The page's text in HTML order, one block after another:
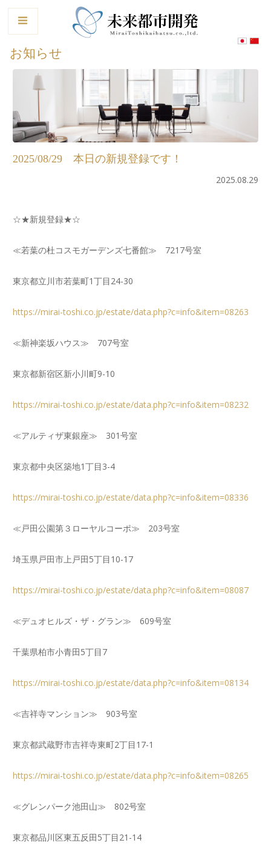
お知らせ
2025/08/29 本日の新規登録です！
2025.08.29
☆★新規登録★☆
≪若葉の杜コスモガーデンズ七番館≫ 7217号室
東京都立川市若葉町1丁目24-30
https://mirai-toshi.co.jp/estate/data.php?c=info&item=08263
≪新神楽坂ハウス≫ 707号室
東京都新宿区新小川町9-10
https://mirai-toshi.co.jp/estate/data.php?c=info&item=08232
≪アルティザ東銀座≫ 301号室
東京都中央区築地1丁目3-4
https://mirai-toshi.co.jp/estate/data.php?c=info&item=08336
≪戸田公園第３ローヤルコーポ≫ 203号室
埼玉県戸田市上戸田5丁目10-17
https://mirai-toshi.co.jp/estate/data.php?c=info&item=08087
≪デュオヒルズ・ザ・グラン≫ 609号室
千葉県柏市小青田5丁目7
https://mirai-toshi.co.jp/estate/data.php?c=info&item=08134
≪吉祥寺マンション≫ 903号室
東京都武蔵野市吉祥寺東町2丁目17-1
https://mirai-toshi.co.jp/estate/data.php?c=info&item=08265
≪グレンパーク池田山≫ 802号室
東京都品川区東五反田5丁目21-14